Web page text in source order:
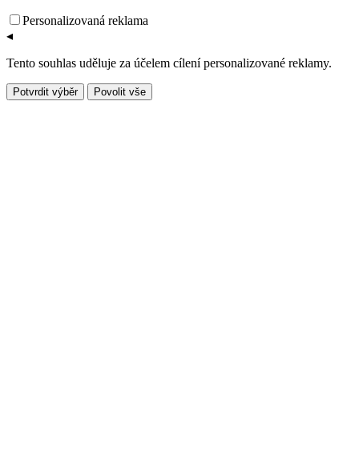
Personalizovaná reklama
◂
Tento souhlas uděluje za účelem cílení personalizované reklamy.
Potvrdit výběr Povolit vše